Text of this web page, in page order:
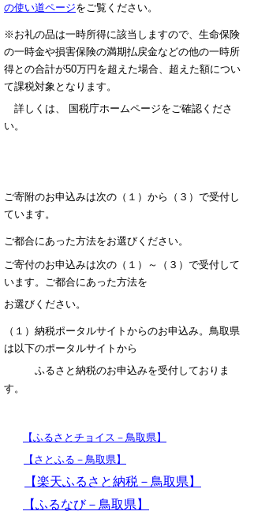
の使い道ページをご覧ください。
※お礼の品は一時所得に該当しますので、生命保険
の一時金や損害保険の満期払戻金などの他の一時所
得との合計が50万円を超えた場合、超えた額につい
て課税対象となります。
詳しくは、 国税庁ホームページをご確認くださ
い。
ご寄附のお申込みは次の（１）から（３）で受付し
ています。
ご都合にあった方法をお選びください。
ご寄付のお申込みは次の（１）～（３）で受付して
います。ご都合にあった方法を
お選びください。
（１）納税ポータルサイトからのお申込み。鳥取県
は以下のポータルサイトから
ふるさと納税のお申込みを受付しておりま
す。
【ふるさとチョイス－鳥取県】
【さとふる－鳥取県】
【楽天ふるさと納税－鳥取県】
【ふるなび－鳥取県】